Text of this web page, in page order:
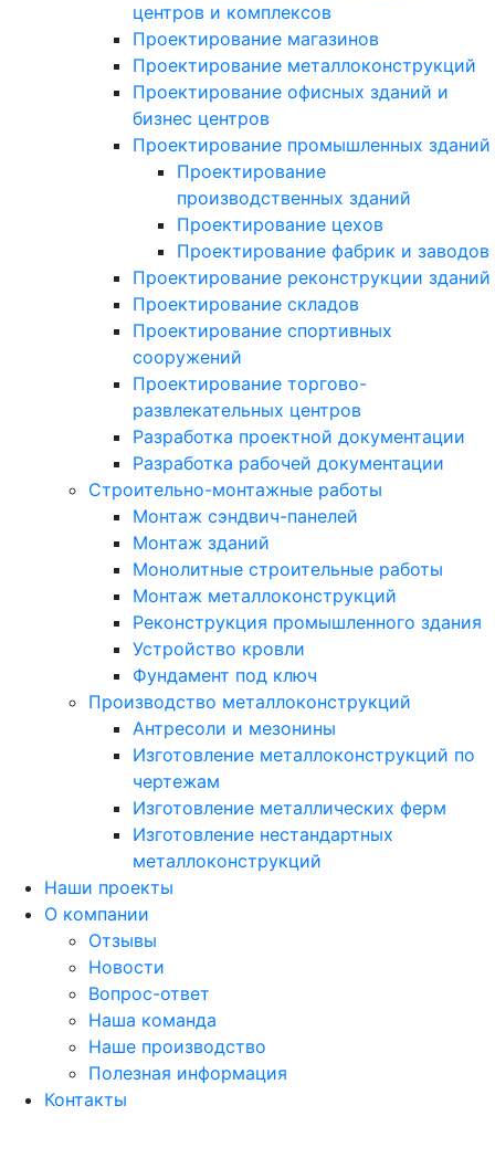
центров и комплексов
Проектирование магазинов
Проектирование металлоконструкций
Проектирование офисных зданий и
бизнес центров
Проектирование промышленных зданий
Проектирование
производственных зданий
Проектирование цехов
Проектирование фабрик и заводов
Проектирование реконструкции зданий
Проектирование складов
Проектирование спортивных
сооружений
Проектирование торгово-
развлекательных центров
Разработка проектной документации
Разработка рабочей документации
Строительно-монтажные работы
Монтаж сэндвич-панелей
Монтаж зданий
Монолитные строительные работы
Монтаж металлоконструкций
Реконструкция промышленного здания
Устройство кровли
Фундамент под ключ
Производство металлоконструкций
Антресоли и мезонины
Изготовление металлоконструкций по
чертежам
Изготовление металлических ферм
Изготовление нестандартных
металлоконструкций
Наши проекты
О компании
Отзывы
Новости
Вопрос-ответ
Наша команда
Наше производство
Полезная информация
Контакты